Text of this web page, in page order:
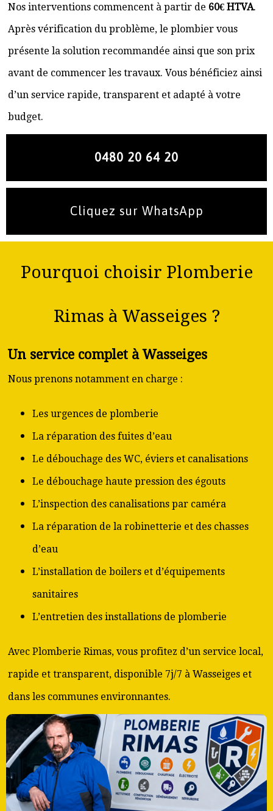
Nos interventions commencent à partir de 60€ HTVA.
Après vérification du problème, le plombier vous
présente la solution recommandée ainsi que son prix
avant de commencer les travaux. Vous bénéficiez ainsi
d’un service rapide, transparent et adapté à votre
budget.
0480 20 64 20
Cliquez sur WhatsApp
Pourquoi choisir Plomberie
Rimas à Wasseiges ?
Un service complet à Wasseiges
Nous prenons notamment en charge :
Les urgences de plomberie
La réparation des fuites d’eau
Le débouchage des WC, éviers et canalisations
Le débouchage haute pression des égouts
L’inspection des canalisations par caméra
La réparation de la robinetterie et des chasses
d’eau
L’installation de boilers et d’équipements
sanitaires
L’entretien des installations de plomberie
Avec Plomberie Rimas, vous profitez d’un service local,
rapide et transparent, disponible 7j/7 à Wasseiges et
dans les communes environnantes.